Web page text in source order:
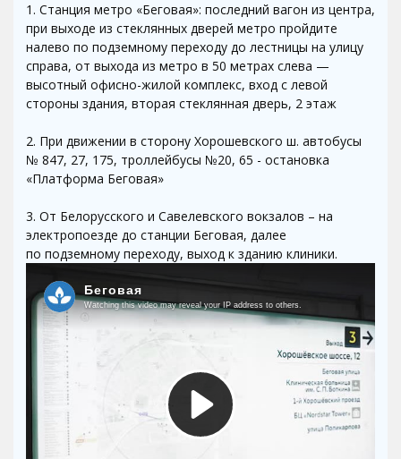
1. Станция метро «Беговая»: последний вагон из центра,
при выходе из стеклянных дверей метро пройдите
налево по подземному переходу до лестницы на улицу
справа, от выхода из метро в 50 метрах слева —
высотный офисно-жилой комплекс, вход с левой
стороны здания, вторая стеклянная дверь, 2 этаж
2. При движении в сторону Хорошевского ш. автобусы
№ 847, 27, 175, троллейбусы №20, 65 - остановка
«Платформа Беговая»
3. От Белорусского и Савелевского вокзалов – на
электропоезде до станции Беговая, далее
по подземному переходу, выход к зданию клиники.